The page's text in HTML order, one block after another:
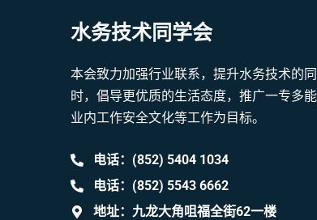
水务技术同学会
本会致力加强行业联系，提升水务技术的同
时，倡导更优质的生活态度，推广一专多
业内工作安全文化等工作为目标。
电话：(852) 5404 1034
电话：(852) 5543 6662
地址：九龙大角咀福全街62一楼